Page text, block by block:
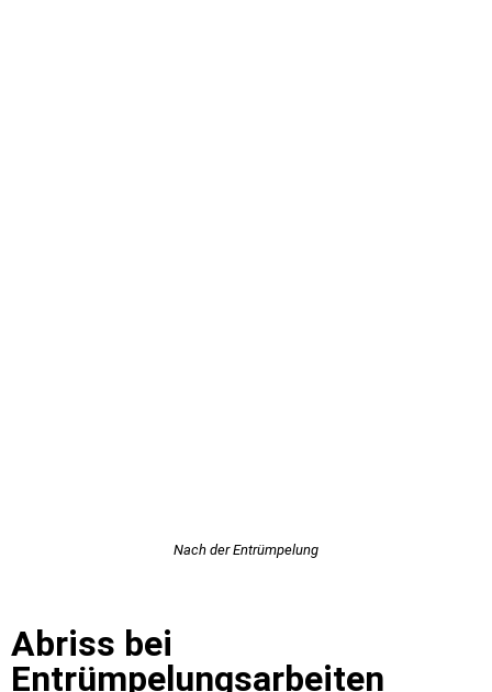
Nach der Entrümpelung
Abriss bei
Entrümpelungsarbeiten